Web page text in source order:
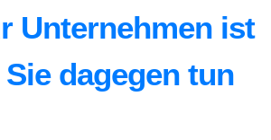
Unternehmen ist
dagegen tun